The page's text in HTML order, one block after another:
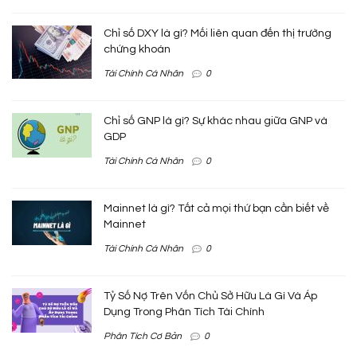
Chỉ số DXY là gì? Mối liên quan đến thị trường
chứng khoán
Tài Chính Cá Nhân 0
Chỉ số GNP là gì? Sự khác nhau giữa GNP và
GDP
Tài Chính Cá Nhân 0
Mainnet là gì? Tất cả mọi thứ bạn cần biết về
Mainnet
Tài Chính Cá Nhân 0
Tỷ Số Nợ Trên Vốn Chủ Sở Hữu Là Gì Và Áp
Dụng Trong Phân Tích Tài Chính
Phân Tích Cơ Bản 0